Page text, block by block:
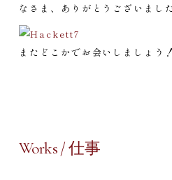
なさま、ありがとうございました
またどこかでお会いしましょう！
Works / 仕事